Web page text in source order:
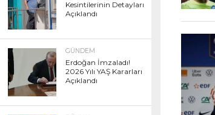
Kesintilerinin Detayları
Açıklandı
GÜNDEM
Erdoğan İmzaladı!
2026 Yılı YAŞ Kararları
Açıklandı